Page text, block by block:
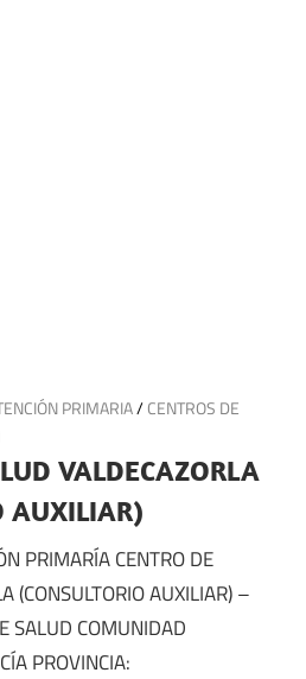
PRIMARIA/CENTROS DE
VALDECAZORLA
AUXILIAR)
PRIMARÍA CENTRO DE
(CONSULTORIO AUXILIAR) –
SALUD COMUNIDAD
PROVINCIA: